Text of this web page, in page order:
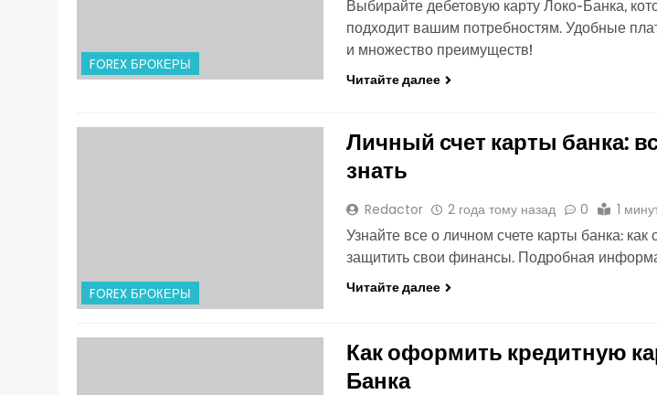
FOREX БРОКЕРЫ
Выбирайте дебетовую карту Локо-Банка,
подходит вашим потребностям. Удобные
и множество преимуществ!
Читайте далее
FOREX БРОКЕРЫ
Личный счет карты банка:
знать
Redactor 2 года тому назад 0 1
Узнайте все о личном счете карты банка: как
защитить свои финансы. Подробная
Читайте далее
Как оформить кредитную
Банка